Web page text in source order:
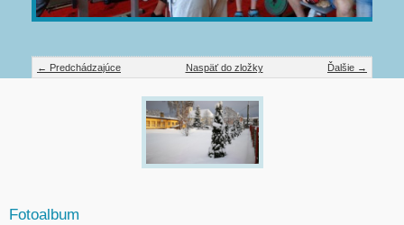
← Predchádzajúce Ďalšie →
Naspäť do zložky
Fotoalbum